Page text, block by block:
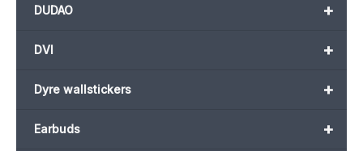
+
DUDAO
+
DVI
+
Dyre wallstickers
+
Earbuds